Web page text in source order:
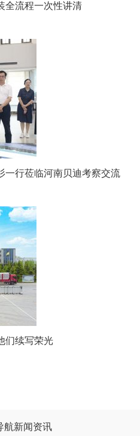
全流程一次性讲清
一行莅临河南贝迪考察交流
们续写荣光
航新闻资讯